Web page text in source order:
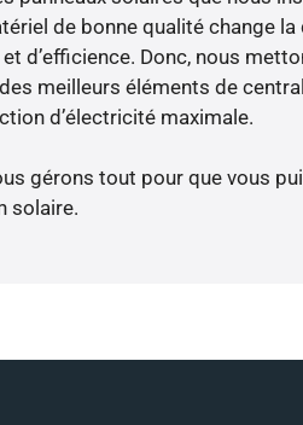
de bonne qualité change
d’efficience. Donc, nous
meilleurs éléments de
d’électricité maximale.
gérons tout pour que vous
solaire.